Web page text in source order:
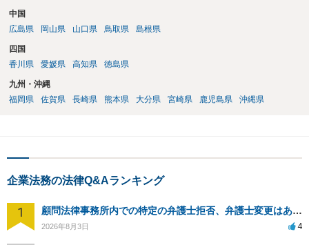
中国
広島県
岡山県 山口県 鳥取県 島根県
四国
香川県
愛媛県 高知県 徳島県
九州・沖縄
福岡県
佐賀県 長崎県 熊本県 大分県 宮崎県 鹿児島県 沖縄県
企業法務の法律Q&Aランキング
1 顧問法律事務所内での特定の弁護士拒否、弁護士変更はあり？一般論でも構いません。
2026年8月3日 4